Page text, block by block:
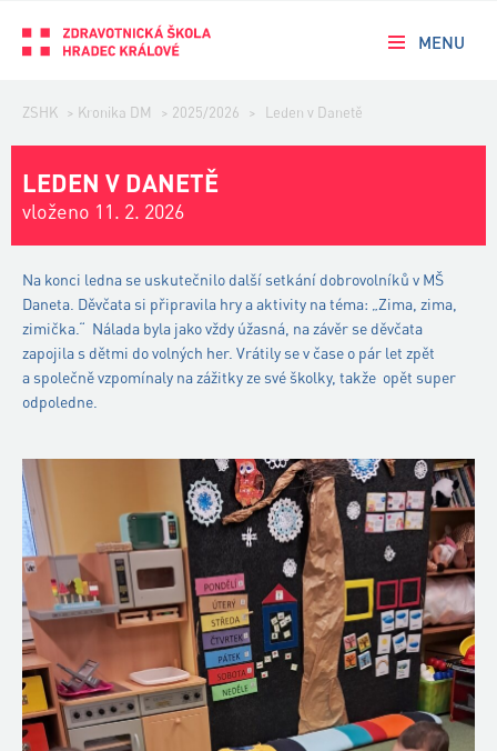
MENU
ZSHK > Kronika DM > 2025/2026 > Leden v Danetě
LEDEN V DANETĚ
vloženo 11. 2. 2026
Na konci ledna se uskutečnilo další setkání dobrovolníků v MŠ
Daneta. Děvčata si připravila hry a aktivity na téma: „Zima, zima,
zimička.“ Nálada byla jako vždy úžasná, na závěr se děvčata
zapojila s dětmi do volných her. Vrátily se v čase o pár let zpět
a společně vzpomínaly na zážitky ze své školky, takže opět super
odpoledne.